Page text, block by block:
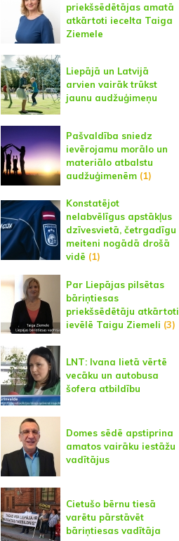
priekšsēdētājas amatā
atkārtoti iecelta Taiga
Ziemele
Liepājā un Latvijā
arvien vairāk trūkst
jaunu audžuģimeņu
Pašvaldība sniedz
ievērojamu morālo un
materiālo atbalstu
audžuģimenēm (1)
Konstatējot
nelabvēlīgus apstākļus
dzīvesvietā, četrgadīgu
meiteni nogādā drošā
vidē (1)
Par Liepājas pilsētas
bāriņtiesas
priekšsēdētāju atkārtoti
ievēlē Taigu Ziemeli (3)
LNT: Ivana lietā vērtē
vecāku un autobusa
šofera atbildību
Domes sēdē apstiprina
amatos vairāku iestāžu
vadītājus
Cietušo bērnu tiesā
varētu pārstāvēt
bāriņtiesas vadītāja